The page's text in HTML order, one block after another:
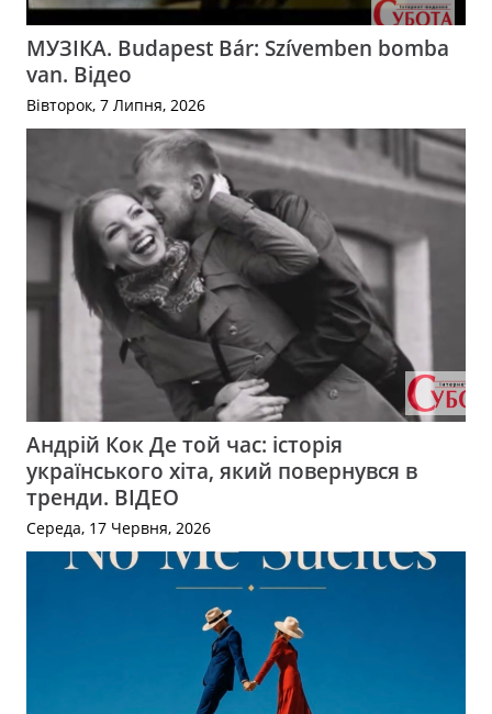
МУЗІКА. Budapest Bár: Szívemben bomba
van. Відео
Вівторок, 7 Липня, 2026
Андрій Кок Де той час: історія
українського хіта, який повернувся в
тренди. ВІДЕО
Середа, 17 Червня, 2026